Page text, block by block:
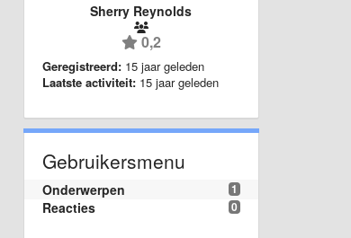
Sherry Reynolds
0,2
Geregistreerd: 15 jaar geleden
Laatste activiteit: 15 jaar geleden
Gebruikersmenu
1
Onderwerpen
0
Reacties